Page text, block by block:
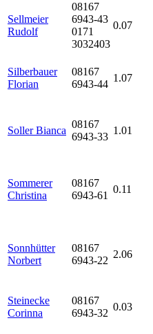
Sellmeier
Rudolf
08167
6943-43
0171
3032403
0.07
Silberbauer
Florian
08167
6943-44
1.07
Soller Bianca
08167
6943-33
1.01
Sommerer
Christina
08167
6943-61
0.11
Sonnhütter
Norbert
08167
6943-22
2.06
Steinecke
Corinna
08167
6943-32
0.03